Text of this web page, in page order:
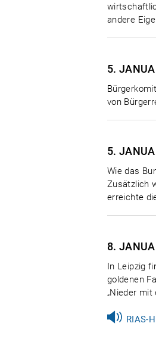
andere
5.
von
5.
Wie das
Zusätzlich
erreichte
8.
In Leipzig
goldenen
„Nieder mit
RIAS-